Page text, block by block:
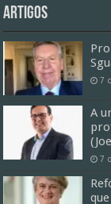
Artigos
7
A
7